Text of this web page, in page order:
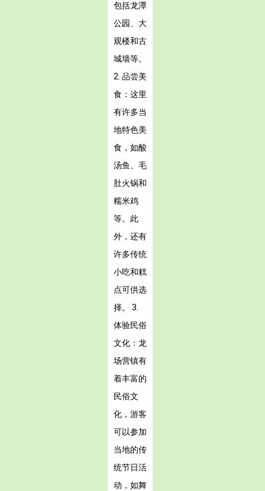
包括龙潭
公园、大
观楼和古
城墙等。
2. 品尝美
食：这里
有许多当
地特色美
食，如酸
汤鱼、毛
肚火锅和
糯米鸡
等。此
外，还有
许多传统
小吃和糕
点可供选
择。 3.
体验民俗
文化：龙
场营镇有
着丰富的
民俗文
化，游客
可以参加
当地的传
统节日活
动，如舞